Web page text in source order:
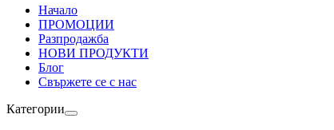
Начало
ПРОМОЦИИ
Разпродажба
НОВИ ПРОДУКТИ
Блог
Свържете се с нас
Категории